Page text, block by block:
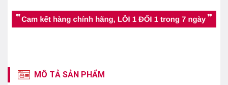
MÔ TẢ SẢN PHẨM